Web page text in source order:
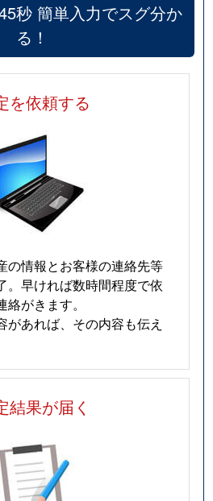
秒 簡単入力でスグ分か
る！
を依頼する
の情報とお客様の連絡先等
。早ければ数時間程度で依
がきます。
があれば、その内容も伝え
結果が届く